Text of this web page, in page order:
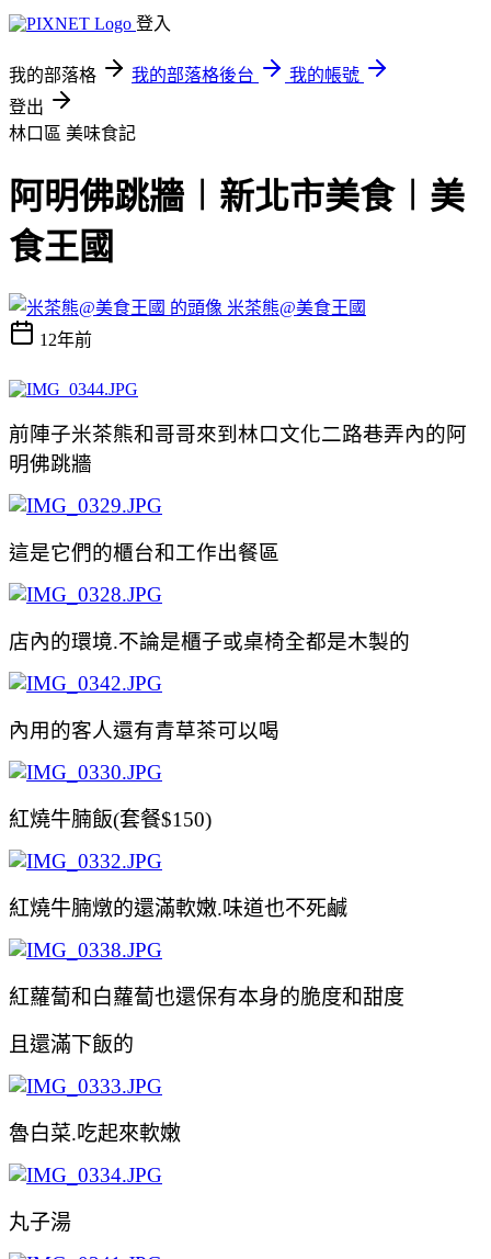
登入
我的部落格 我的部落格後台
我的帳號
登出
林口區 美味食記
阿明佛跳牆︱新北市美食︱美
食王國
米茶熊@美食王國
12年前
前陣子米茶熊和哥哥來到林口文化二路巷弄內的阿
明佛跳牆
這是它們的櫃台和工作出餐區
店內的環境.不論是櫃子或桌椅全都是木製的
內用的客人還有青草茶可以喝
紅燒牛腩飯(套餐$150)
紅燒牛腩燉的還滿軟嫩.味道也不死鹹
紅蘿蔔和白蘿蔔也還保有本身的脆度和甜度
且還滿下飯的
魯白菜.吃起來軟嫩
丸子湯